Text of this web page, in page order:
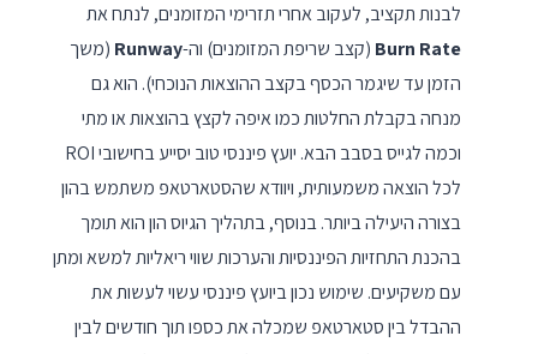
לבנות תקציב, לעקוב אחרי תזרימי המזומנים, לנתח את
Burn Rate (קצב שריפת המזומנים) וה-Runway (משך
הזמן עד שיגמר הכסף בקצב ההוצאות הנוכחי). הוא גם
מנחה בקבלת החלטות כמו איפה לקצץ בהוצאות או מתי
וכמה לגייס בסבב הבא. יועץ פיננסי טוב יסייע בחישובי ROI
לכל הוצאה משמעותית, ויוודא שהסטארטאפ משתמש בהון
בצורה היעילה ביותר. בנוסף, בתהליך הגיוס הון הוא תומך
בהכנת התחזיות הפיננסיות והערכות שווי ריאליות למשא ומתן
עם משקיעים. שימוש נכון ביועץ פיננסי עשוי לעשות את
ההבדל בין סטארטאפ שמכלה את כספו תוך חודשים לבין